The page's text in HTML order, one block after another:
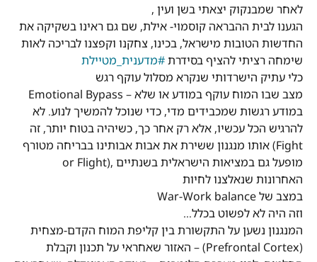
לאחר שמבנקוק יצאתי בשן ועין ,
הגענו לבית ההבראה קוסמוי- אילת, שם גם ראינו בשקיקה את
החדשות הטובות מישראל, בכינו, צחקנו וקפצנו לבריכה לאות
שימחה רציתי להציף בסידרת#מדענית_מטיילת
כלי עתיק הישרדותי שנקרא מסלול עוקף רגש
Emotional Bypass – מצב שבו המוח עוקף במודע או שלא
במודע רגשות שמכבידים מדי, כדי שנוכל להמשיך לנוע. לא
להרגיש הכל עכשיו, אלא רק אחר כך, כשיהיה בטוח יותר, זה
אותו מנגנון ששירת את אבות אבותינו בבריחה מטורף (Fight
or Flight), מופעל גם במציאות הישראלית בשנתיים
האחרונות שנאלצנו לחיות
במצב של War-Work balance
וזה היה לא לפשוט בכלל…
המנגנון נשען על התקשורת בין קליפת המוח הקדם-מצחית
(Prefrontal Cortex) – האזור שאחראי על תכנון וקבלת